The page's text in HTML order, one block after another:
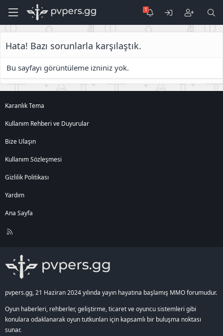
Hata! Bazı sorunlarla karşılaştık.
Bu sayfayı görüntüleme izniniz yok.
Karanlık Tema
Kullanım Rehberi ve Duyurular
Bize Ulaşın
Kullanım Sözleşmesi
Gizlilik Politikası
Yardım
Ana Sayfa
R
pvpers.gg, 21 Haziran 2024 yılında yayın hayatına başlamış MMO forumudur.
Oyun haberleri, rehberler, geliştirme, ticaret ve oyuncu sistemleri gibi
konulara odaklanarak oyun tutkunları için kapsamlı bir buluşma noktası
sunar.